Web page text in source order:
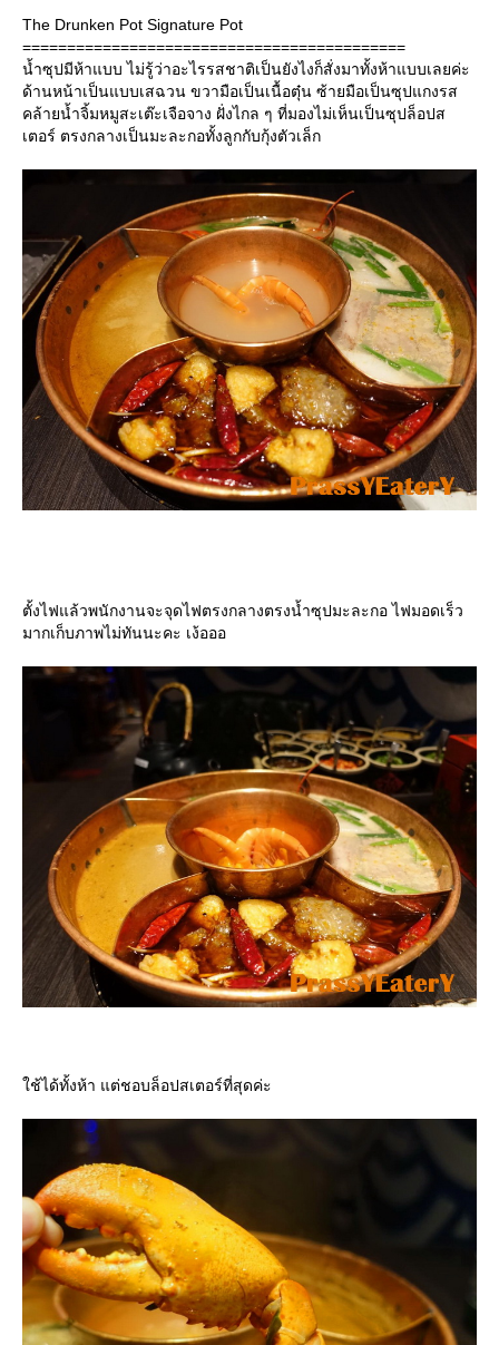
The Drunken Pot Signature Pot
===========================================
น้ำซุปมีห้าแบบ ไม่รู้ว่าอะไรรสชาติเป็นยังไงก็สั่งมาทั้งห้าแบบเลยค่ะ
ด้านหน้าเป็นแบบเสฉวน ขวามือเป็นเนื้อตุ๋น ซ้ายมือเป็นซุปแกงรส
คล้ายน้ำจิ้มหมูสะเต๊ะเจือจาง ฝั่งไกล ๆ ที่มองไม่เห็นเป็นซุปล็อปส
เตอร์ ตรงกลางเป็นมะละกอทั้งลูกกับกุ้งตัวเล็ก
ตั้งไฟแล้วพนักงานจะจุดไฟตรงกลางตรงน้ำซุปมะละกอ ไฟมอดเร็ว
มากเก็บภาพไม่ทันนะคะ เง้อออ
ช้ได้ทั้งห้า แต่ชอบล็อปสเตอร์ที่สุดค่ะ